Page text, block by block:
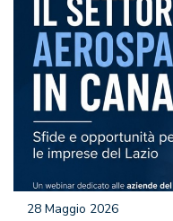
28 Maggio 2026